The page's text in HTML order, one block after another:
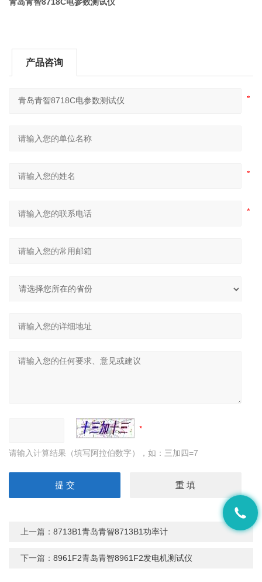
产品咨询
请输入计算结果（填写阿拉伯数字），如：三加四=7
上一篇：8713B1青岛青智8713B1功率计
下一篇：8961F2青岛青智8961F2发电机测试仪